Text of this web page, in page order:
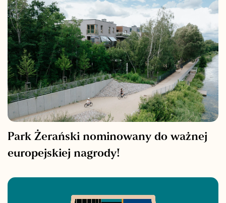
Park Żerański nominowany do ważnej
europejskiej nagrody!